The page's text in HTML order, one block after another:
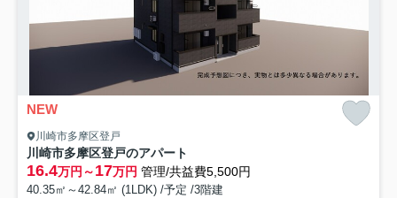
NEW
川崎市多摩区登戸
川崎市多摩区登戸のアパート
16.4万円～17万円 管理/共益費5,500円
40.35㎡～42.84㎡ (1LDK) /予定 /3階建